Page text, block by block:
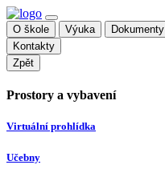
O škole Výuka Dokumenty
Kontakty
Zpět
Prostory a vybavení
Virtuální prohlídka
Učebny